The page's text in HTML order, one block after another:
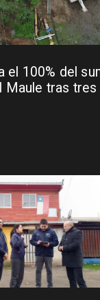
el 100% del
Maule tras tres